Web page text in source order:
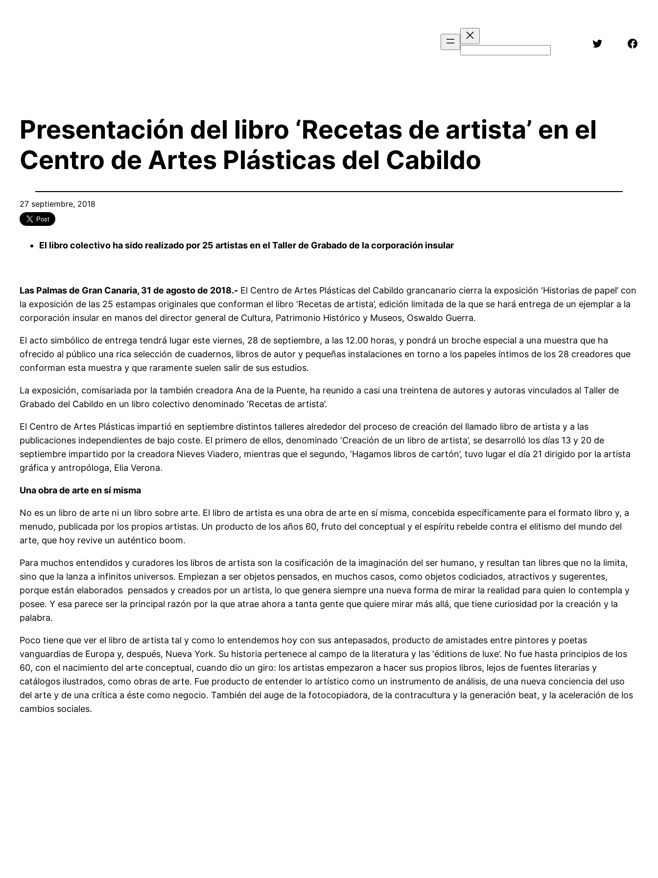
Twitter
Buscar
Presentación del libro ‘Recetas de artista’ en el
Centro de Artes Plásticas del Cabildo
27 septiembre, 2018
El libro colectivo ha sido realizado por 25 artistas en el Taller de Grabado de la corporación insular
Las Palmas de Gran Canaria, 31 de agosto de 2018.- El Centro de Artes Plásticas del Cabildo grancanario cierra la exposición ‘Historias de papel’ con
la exposición de las 25 estampas originales que conforman el libro ‘Recetas de artista’, edición limitada de la que se hará entrega de un ejemplar a la
corporación insular en manos del director general de Cultura, Patrimonio Histórico y Museos, Oswaldo Guerra.
El acto simbólico de entrega tendrá lugar este viernes, 28 de septiembre, a las 12.00 horas, y pondrá un broche especial a una muestra que ha
ofrecido al público una rica selección de cuadernos, libros de autor y pequeñas instalaciones en torno a los papeles íntimos de los 28 creadores que
conforman esta muestra y que raramente suelen salir de sus estudios.
La exposición, comisariada por la también creadora Ana de la Puente, ha reunido a casi una treintena de autores y autoras vinculados al Taller de
Grabado del Cabildo en un libro colectivo denominado ‘Recetas de artista’.
El Centro de Artes Plásticas impartió en septiembre distintos talleres alrededor del proceso de creación del llamado libro de artista y a las
publicaciones independientes de bajo coste. El primero de ellos, denominado ‘Creación de un libro de artista’, se desarrolló los días 13 y 20 de
septiembre impartido por la creadora Nieves Viadero, mientras que el segundo, ‘Hagamos libros de cartón’, tuvo lugar el día 21 dirigido por la artista
gráfica y antropóloga, Elia Verona.
Una obra de arte en sí misma
No es un libro de arte ni un libro sobre arte. El libro de artista es una obra de arte en sí misma, concebida específicamente para el formato libro y, a
menudo, publicada por los propios artistas. Un producto de los años 60, fruto del conceptual y el espíritu rebelde contra el elitismo del mundo del
arte, que hoy revive un auténtico boom.
Para muchos entendidos y curadores los libros de artista son la cosificación de la imaginación del ser humano, y resultan tan libres que no la limita,
sino que la lanza a infinitos universos. Empiezan a ser objetos pensados, en muchos casos, como objetos codiciados, atractivos y sugerentes,
porque están elaborados pensados y creados por un artista, lo que genera siempre una nueva forma de mirar la realidad para quien lo contempla y
posee. Y esa parece ser la principal razón por la que atrae ahora a tanta gente que quiere mirar más allá, que tiene curiosidad por la creación y la
palabra.
Poco tiene que ver el libro de artista tal y como lo entendemos hoy con sus antepasados, producto de amistades entre pintores y poetas
vanguardias de Europa y, después, Nueva York. Su historia pertenece al campo de la literatura y las ‘éditions de luxe’. No fue hasta principios de los
60, con el nacimiento del arte conceptual, cuando dio un giro: los artistas empezaron a hacer sus propios libros, lejos de fuentes literarias y
catálogos ilustrados, como obras de arte. Fue producto de entender lo artístico como un instrumento de análisis, de una nueva conciencia del uso
del arte y de una crítica a éste como negocio. También del auge de la fotocopiadora, de la contracultura y la generación beat, y la aceleración de los
cambios sociales.